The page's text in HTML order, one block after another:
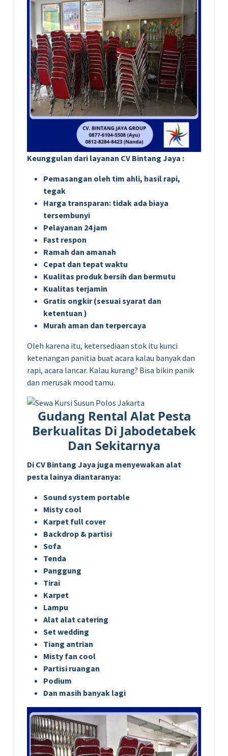
Keunggulan dari layanan CV Bintang Jaya :
Pemasangan oleh tim ahli, hasil rapi,
tegak
Harga transparan: tidak ada biaya
tersembunyi
Pelayanan 24 jam
Fast respon
Ramah dan amanah
Cepat dan tepat waktu
Kualitas produk bersih dan bermutu
Kualitas terjamin
Gratis ongkir (sesuai syarat dan
ketentuan )
Murah aman dan terpercaya
Oleh karena itu, ketersediaan stok itu kunci
ketenangan panitia buat acara kalau banyak dan
rapi, acara lancar. Kalau kurang? Bisa bikin panik
dan merusak mood tamu.
Gudang Rental Alat Pesta
Berkualitas Di Jabodetabek
Dan Sekitarnya
Di CV Bintang Jaya juga menyewakan alat
pesta lainya diantaranya:
Sound system portable
Misty cool
Karpet full cover
Backdrop & partisi
Sofa
Tenda
Panggung
Tirai
Karpet
Lampu
Alat alat catering
Set wedding
Tiang antrian
Misty fan cool
Partisi ruangan
Podium
Dan masih banyak lagi